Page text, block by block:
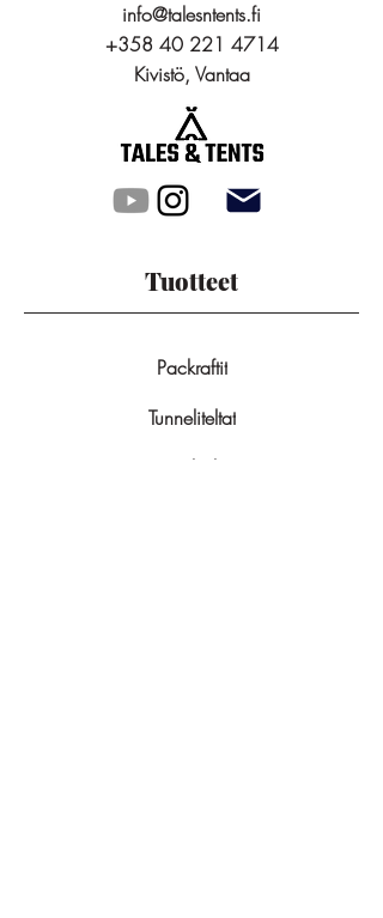
info@talesntents.fi
+358 40 221 4714
Kivistö, Vantaa
Tuotteet
Packraftit
Tunneliteltat
Kupoliteltat